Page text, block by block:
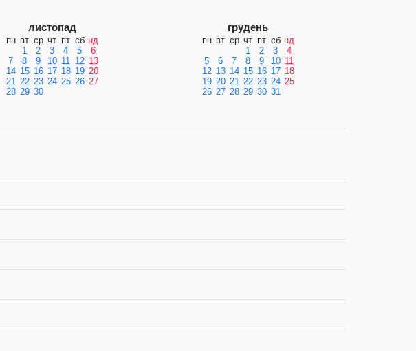
листопад
пн вт ср чт пт сб нд
1
2 3 4 5
6
7
8 9 10 11 12 13
14 15 16 17 18 19 20
21 22 23 24 25 26 27
28 29 30
грудень
пн вт ср чт пт сб нд
1
2 3
4
5
6 7 8 9 10 11
12 13 14 15 16 17 18
19 20 21 22 23 24 25
26 27 28 29 30 31